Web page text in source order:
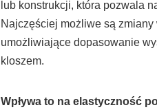
lub konstrukcji, która pozwala
Najczęściej możliwe są
umożliwiające dopasowanie
kloszem.
Wpływa to na elastyczność